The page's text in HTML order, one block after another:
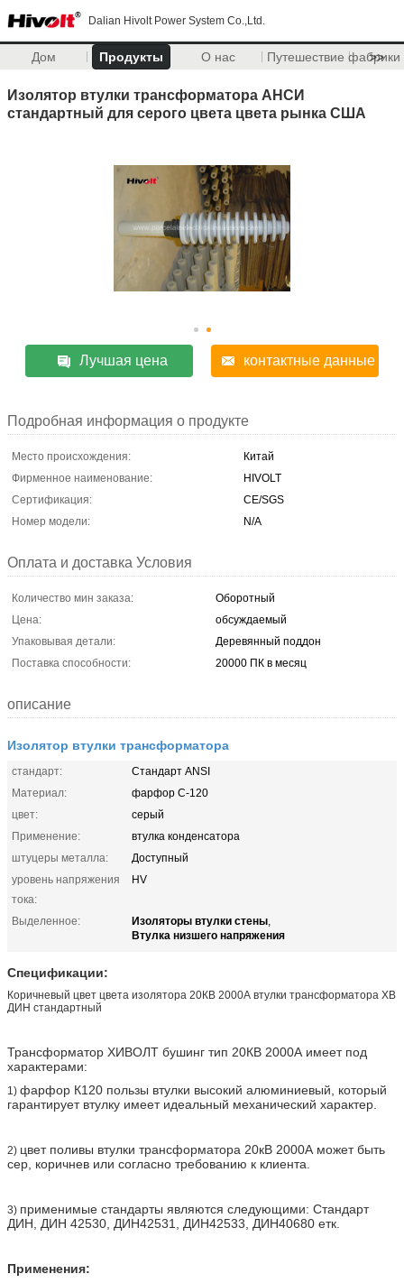
Dalian Hivolt Power System Co.,Ltd.
Дом Продукты О нас Путешествие фабрики
>>
Изолятор втулки трансформатора АНСИ
стандартный для серого цвета цвета рынка США
Лучшая цена контактные данные
Подробная информация о продукте
Место происхождения:
Китай
Фирменное наименование:
HIVOLT
Сертификация:
CE/SGS
Номер модели:
N/A
Оплата и доставка Условия
Количество мин заказа:
Оборотный
Цена:
обсуждаемый
Упаковывая детали:
Деревянный поддон
Поставка способности:
20000 ПК в месяц
описание
Изолятор втулки трансформатора
стандарт:
Стандарт ANSI
Материал:
фарфор C-120
цвет:
серый
Применение:
втулка конденсатора
штуцеры металла:
Доступный
уровень напряжения
тока:
HV
Выделенное: Изоляторы втулки стены,
Втулка низшего напряжения
Спецификации:
Коричневый цвет цвета изолятора 20КВ 2000А втулки трансформатора ХВ
ДИН стандартный
Трансформатор ХИВОЛТ бушинг тип 20КВ 2000А имеет под
характерами:
1) фарфор К120 пользы втулки высокий алюминиевый, который
гарантирует втулку имеет идеальный механический характер.
2) цвет поливы втулки трансформатора 20кВ 2000А может быть
сер, коричнев или согласно требованию к клиента.
3) применимые стандарты являются следующими: Стандарт
ДИН, ДИН 42530, ДИН42531, ДИН42533, ДИН40680 етк.
Применения: